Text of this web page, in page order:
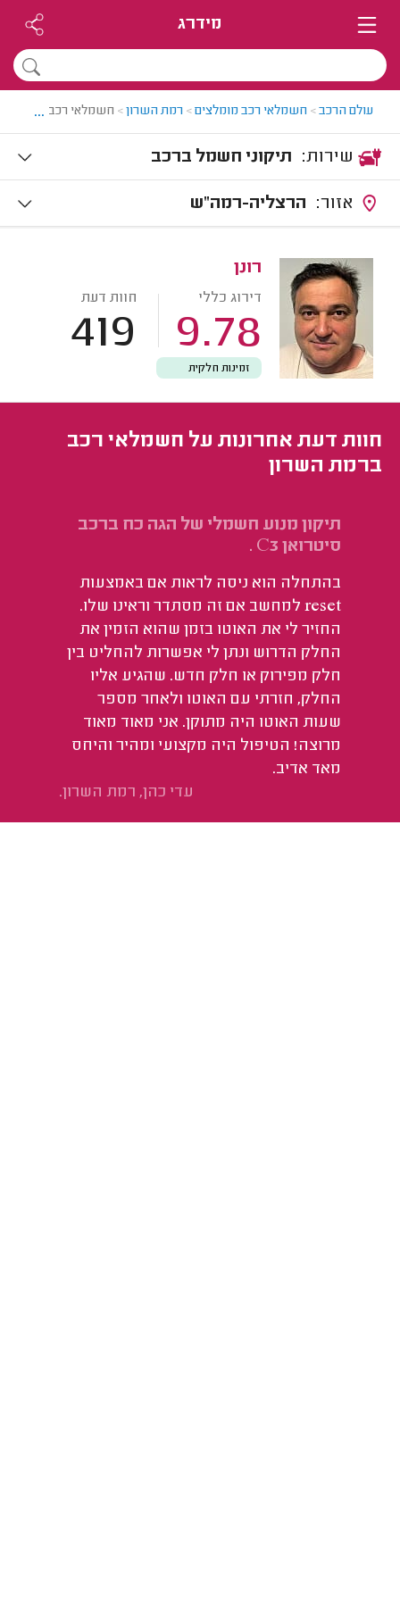
מידרג
עולם הרכב> חשמלאי רכב מומלצים> רמת השרון> חשמלאי רכב ברמת
...
תיקוני חשמל ברכב
הרצליה-רמה"ש
רונן
דירוג כללי
9.78
חוות דעת
419
זמינות חלקית
חוות דעת אחרונות על חשמלאי רכב
ברמת השרון
תיקון מנוע חשמלי של הגה כח ברכב
סיטרואן C3 .
בהתחלה הוא ניסה לראות אם באמצעות
reset למחשב אם זה מסתדר וראינו שלו.
החזיר לי את האוטו בזמן שהוא הזמין את
החלק הדרוש ונתן לי אפשרות להחליט בין
חלק מפירוק או חלק חדש. שהגיע אליו
החלק, חזרתי עם האוטו ולאחר מספר
שעות האוטו היה מתוקן. אני מאוד מאוד
מרוצה! הטיפול היה מקצועי ומהיר והיחס
מאד אדיב.
עדי כהן, רמת השרון.